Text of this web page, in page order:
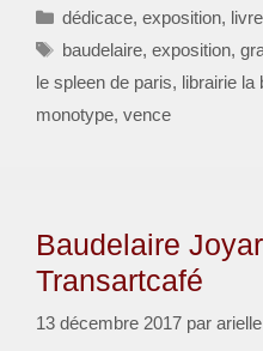
Catégories
dédicace, exposition,
Étiquettes
baudelaire, exposition,
le spleen de paris, librairie la
monotype, vence
Baudelaire
Transartcafé
13 décembre 2017 par arielle